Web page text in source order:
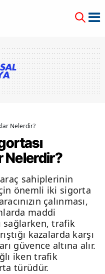
Nelerdir?
Nelerdir?
sahiplerinin
önemli iki sigorta
çalınması,
maddi
sağlarken, trafik
kazalarda karşı
güvence altına alır.
iken trafik
türüdür.